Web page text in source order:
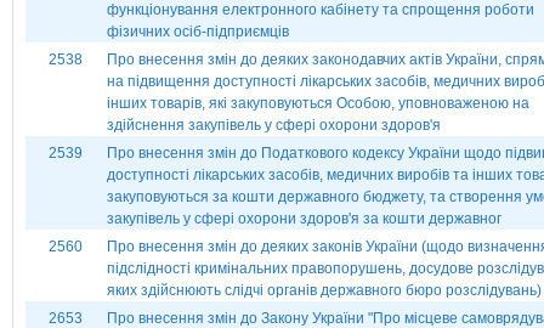
функціонування електронного кабінету та спрощення роботи
фізичних осіб-підприємців
2538
Про внесення змін до деяких законодавчих актів України,
на підвищення доступності лікарських засобів, медичних
інших товарів, які закуповуються Особою, уповноваженою на
здійснення закупівель у сфері охорони здоров'я
2539
Про внесення змін до Податкового кодексу України щодо
доступності лікарських засобів, медичних виробів та інших
закуповуються за кошти державного бюджету, та створення
закупівель у сфері охорони здоров'я за кошти державног
2560
Про внесення змін до деяких законів України (щодо
підслідності кримінальних правопорушень, досудове
яких здійснюють слідчі органів державного бюро розслідувань)
2653
Про внесення змін до Закону України "Про місцеве